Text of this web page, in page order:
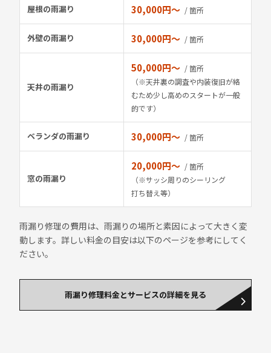
屋根の雨漏り 30,000円〜 / 箇所
外壁の雨漏り 30,000円〜 / 箇所
天井の雨漏り
50,000円〜 / 箇所
（※天井裏の調査や内装復旧が絡
むため少し高めのスタートが一般
的です）
ベランダの雨漏り 30,000円〜 / 箇所
窓の雨漏り
20,000円〜 / 箇所
（※サッシ周りのシーリング
打ち替え等）
雨漏り修理の費用は、雨漏りの場所と素因によって大きく変
動します。詳しい料金の目安は以下のページを参考にしてく
ださい。
雨漏り修理料金とサービスの詳細を見る